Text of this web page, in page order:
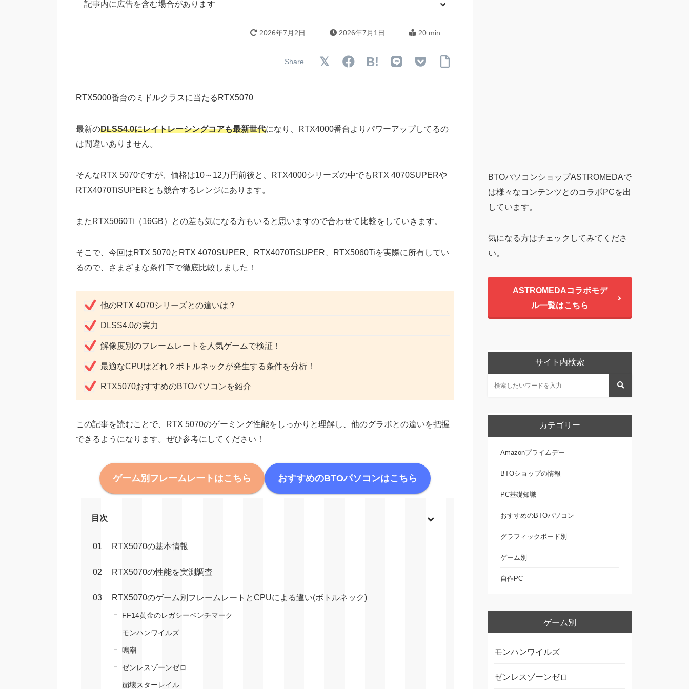
2026年7月2日 2026年7月1日 20 min
記事内に広告を含む場合があります
B!
RTX5000番台のミドルクラスに当たるRTX5070
最新のDLSS4.0にレイトレーシングコアも最新世代になり、RTX4000番台よりパワーアップしてるの
は間違いありません。
そんなRTX 5070ですが、価格は10～12万円前後と、RTX4000シリーズの中でもRTX 4070SUPERや
RTX4070TiSUPERとも競合するレンジにあります。
またRTX5060Ti（16GB）との差も気になる方もいると思いますので合わせて比較をしていきます。
そこで、今回はRTX 5070とRTX 4070SUPER、RTX4070TiSUPER、RTX5060Tiを実際に所有してい
るので、さまざまな条件下で徹底比較しました！
他のRTX 4070シリーズとの違いは？
DLSS4.0の実力
解像度別のフレームレートを人気ゲームで検証！
最適なCPUはどれ？ボトルネックが発生する条件を分析！
RTX5070おすすめのBTOパソコンを紹介
この記事を読むことで、RTX 5070のゲーミング性能をしっかりと理解し、他のグラボとの違いを把握
できるようになります。ぜひ参考にしてください！
ゲーム別フレームレートはこちら おすすめのBTOパソコンはこちら
目次
RTX5070の基本情報
RTX5070の性能を実測調査
RTX5070のゲーム別フレームレートとCPUによる違い(ボトルネック)
FF14黄金のレガシーベンチマーク
モンハンワイルズ
鳴潮
ゼンレスゾーンゼロ
崩壊スターレイル
BTOパソコンショップASTROMEDAで
は様々なコンテンツとのコラボPCを出
しています。
気になる方はチェックしてみてくださ
い。
ASTROMEDAコラボモデ
ル一覧はこちら
サイト内検索
カテゴリー
Amazonプライムデー
BTOショップの情報
PC基礎知識
おすすめのBTOパソコン
グラフィックボード別
ゲーム別
自作PC
ゲーム別
モンハンワイルズ
ゼンレスゾーンゼロ